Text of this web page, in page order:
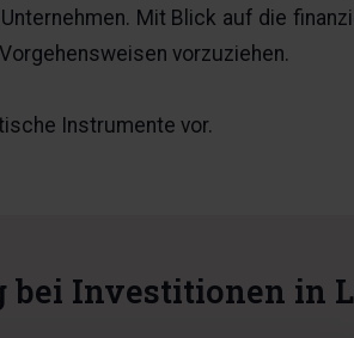
Mit Blick auf die
vorzuziehen.
Instrumente vor.
bei Investitionen in